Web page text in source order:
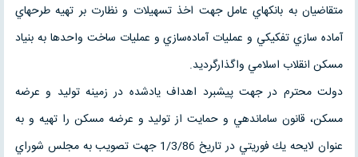
متقاضيان به بانكهاي عامل جهت اخذ تسهيلات و نظارت بر تهيه طرحهاي
آماده سازي تفكيكي و عمليات آماده‌سازي و عمليات ساخت واحدها به بنياد
مسكن انقلاب اسلامي واگذارگرديد.
دولت محترم در جهت پيشبرد اهداف يادشده در زمينه توليد و عرضه
مسكن، قانون ساماندهي و حمايت از توليد و عرضه مسكن را تهيه و به
عنوان لايحه يك فوريتي در تاريخ 1/3/86 جهت تصويب به مجلس شوراي